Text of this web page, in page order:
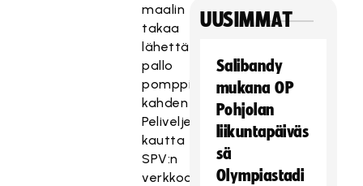
maalin
takaa
lähettämä
pallo
pomppi
kahden
Peliveljen
kautta
SPV:n
verkkoon,
UUSIMMAT
Salibandy
mukana OP
Pohjolan
liikuntapäiväs
sä
Olympiastadi